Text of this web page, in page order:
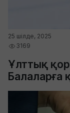
25 шілде, 2025
3169
Ұлттық
Балаларға